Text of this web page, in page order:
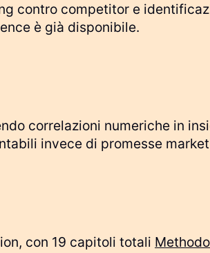
contro competitor e
è già disponibile.
correlazioni numeriche in
invece di promesse
con 19 capitoli totali